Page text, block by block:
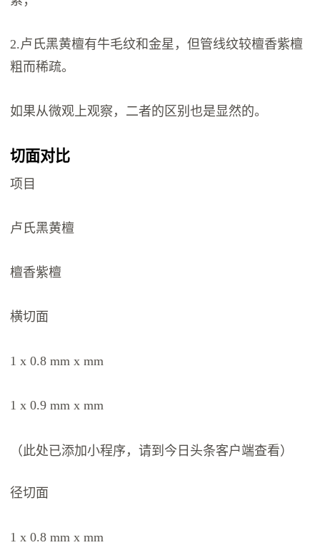
2.卢氏黑黄檀有牛毛纹和金星，但管线纹较檀香紫檀
粗而稀疏。
如果从微观上观察，二者的区别也是显然的。
切面对比
项目
卢氏黑黄檀
檀香紫檀
横切面
1 x 0.8 mm x mm
1 x 0.9 mm x mm
（此处已添加小程序，请到今日头条客户端查看）
径切面
1 x 0.8 mm x mm